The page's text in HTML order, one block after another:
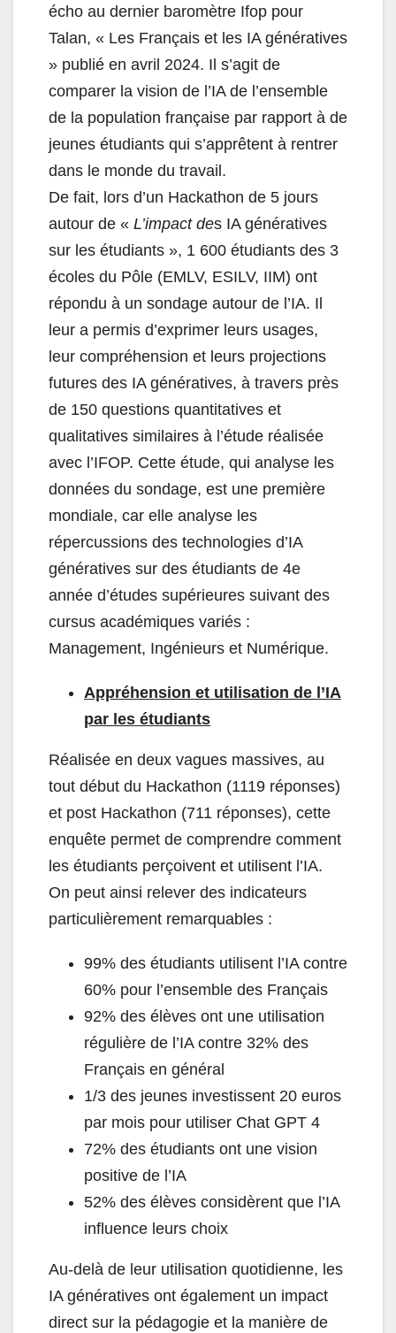
écho au dernier baromètre Ifop pour
Talan, « Les Français et les IA génératives
» publié en avril 2024. Il s’agit de
comparer la vision de l’IA de l’ensemble
de la population française par rapport à de
jeunes étudiants qui s’apprêtent à rentrer
dans le monde du travail.
De fait, lors d’un Hackathon de 5 jours
autour de « L’impact des IA génératives
sur les étudiants », 1 600 étudiants des 3
écoles du Pôle (EMLV, ESILV, IIM) ont
répondu à un sondage autour de l’IA. Il
leur a permis d’exprimer leurs usages,
leur compréhension et leurs projections
futures des IA génératives, à travers près
de 150 questions quantitatives et
qualitatives similaires à l’étude réalisée
avec l’IFOP. Cette étude, qui analyse les
données du sondage, est une première
mondiale, car elle analyse les
répercussions des technologies d’IA
génératives sur des étudiants de 4e
année d’études supérieures suivant des
cursus académiques variés :
Management, Ingénieurs et Numérique.
Appréhension et utilisation de l’IA
par les étudiants
Réalisée en deux vagues massives, au
tout début du Hackathon (1119 réponses)
et post Hackathon (711 réponses), cette
enquête permet de comprendre comment
les étudiants perçoivent et utilisent l’IA.
On peut ainsi relever des indicateurs
particulièrement remarquables :
99% des étudiants utilisent l’IA contre
60% pour l’ensemble des Français
92% des élèves ont une utilisation
régulière de l’IA contre 32% des
Français en général
1/3 des jeunes investissent 20 euros
par mois pour utiliser Chat GPT 4
72% des étudiants ont une vision
positive de l’IA
52% des élèves considèrent que l’IA
influence leurs choix
Au-delà de leur utilisation quotidienne, les
IA génératives ont également un impact
direct sur la pédagogie et la manière de